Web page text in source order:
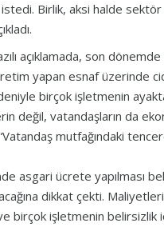
Birlik, aksi halde
açıklamada, son
yapan esnaf üzerinde
birçok işletmenin
değil, vatandaşların da
mutfağındaki
asgari ücrete yapılması
dikkat çekti.
birçok işletmenin